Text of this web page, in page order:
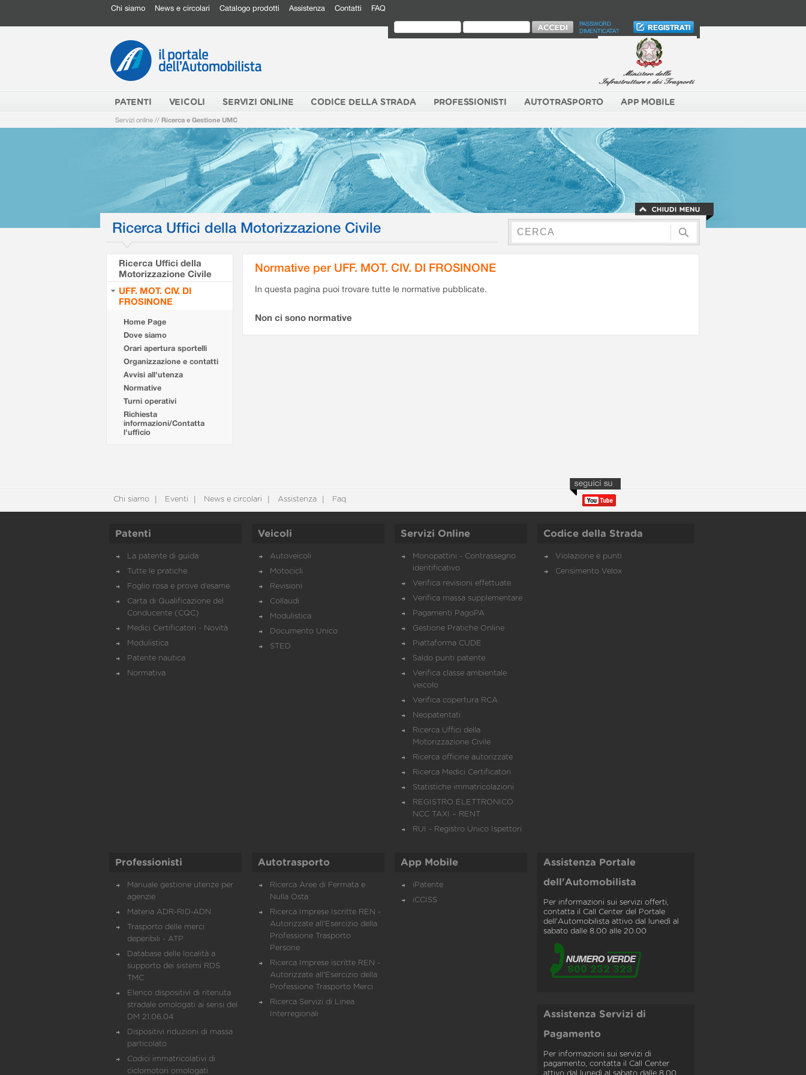
Chi siamo News e circolari Catalogo prodotti Assistenza Contatti FAQ
PASSWORD
DIMENTICATA?
PATENTI VEICOLI SERVIZI ONLINE CODICE DELLA STRADA PROFESSIONISTI AUTOTRASPORTO APP MOBILE
Servizi online // Ricerca e Gestione UMC
Ricerca Uffici della Motorizzazione Civile
Ricerca Uffici della
Motorizzazione Civile
UFF. MOT. CIV. DI
FROSINONE
Home Page
Dove siamo
Orari apertura sportelli
Organizzazione e contatti
Avvisi all'utenza
Normative
Turni operativi
Richiesta
informazioni/Contatta
l'ufficio
Normative per UFF. MOT. CIV. DI FROSINONE
In questa pagina puoi trovare tutte le normative pubblicate.
Non ci sono normative
Chi siamo Eventi News e circolari Assistenza Faq
Patenti
La patente di guida
Tutte le pratiche
Foglio rosa e prove d’esame
Carta di Qualificazione del
Conducente (CQC)
Medici Certificatori - Novità
Modulistica
Patente nautica
Normativa
Veicoli
Autoveicoli
Motocicli
Revisioni
Collaudi
Modulistica
Documento Unico
STED
Servizi Online
Monopattini - Contrassegno
identificativo
Verifica revisioni effettuate
Verifica massa supplementare
Pagamenti PagoPA
Gestione Pratiche Online
Piattaforma CUDE
Saldo punti patente
Verifica classe ambientale
veicolo
Verifica copertura RCA
Neopatentati
Ricerca Uffici della
Motorizzazione Civile
Ricerca officine autorizzate
Ricerca Medici Certificatori
Statistiche immatricolazioni
REGISTRO ELETTRONICO
NCC TAXI – RENT
RUI - Registro Unico Ispettori
Codice della Strada
Violazione e punti
Censimento Velox
Professionisti
Manuale gestione utenze per
agenzie
Materia ADR-RID-ADN
Trasporto delle merci
deperibili - ATP
Database delle località a
supporto dei sistemi RDS
TMC
Elenco dispositivi di ritenuta
stradale omologati ai sensi del
DM 21.06.04
Dispositivi riduzioni di massa
particolato
Codici immatricolativi di
ciclomotori omologati
Autotrasporto
Ricerca Aree di Fermata e
Nulla Osta
Ricerca Imprese Iscritte REN -
Autorizzate all'Esercizio della
Professione Trasporto
Persone
Ricerca Imprese iscritte REN -
Autorizzate all'Esercizio della
Professione Trasporto Merci
Ricerca Servizi di Linea
Interregionali
App Mobile
iPatente
iCCISS
Assistenza Portale
dell'Automobilista
Per informazioni sui servizi offerti,
contatta il Call Center del Portale
dell'Automobilista attivo dal lunedì al
sabato dalle 8.00 alle 20.00
Assistenza Servizi di
Pagamento
Per informazioni sui servizi di
pagamento, contatta il Call Center